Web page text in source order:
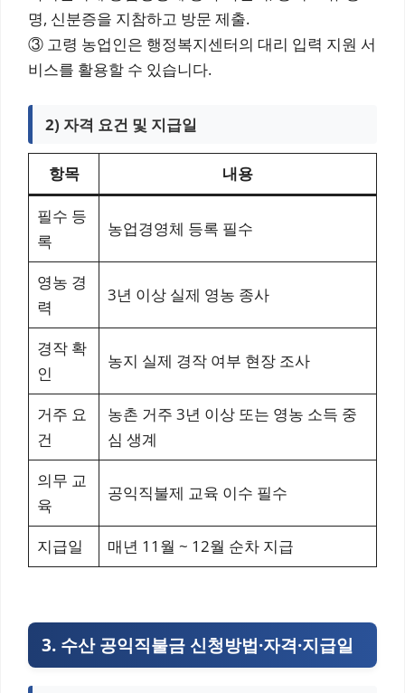
명, 신분증을 지참하고 방문 제출.
③ 고령 농업인은 행정복지센터의 대리 입력 지원 서
비스를 활용할 수 있습니다.
2) 자격 요건 및 지급일
항목 내용
필수 등
록
농업경영체 등록 필수
영농 경
력
3년 이상 실제 영농 종사
경작 확
인
농지 실제 경작 여부 현장 조사
거주 요
건
농촌 거주 3년 이상 또는 영농 소득 중
심 생계
의무 교
육
공익직불제 교육 이수 필수
지급일 매년 11월 ~ 12월 순차 지급
3. 수산 공익직불금 신청방법·자격·지급일